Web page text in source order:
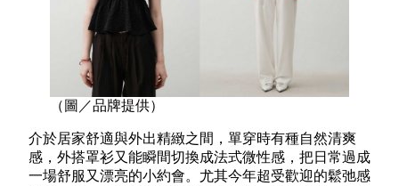
（圖／品牌提供）
介於居家舒適與外出精緻之間，單穿時有種自然清爽
感，外搭罩衫又能瞬間切換成法式微性感，把日常過成
一場舒服又漂亮的小約會。尤其今年超受歡迎的鬆弛感